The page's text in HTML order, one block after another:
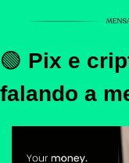
🟢 Pix e
falando a